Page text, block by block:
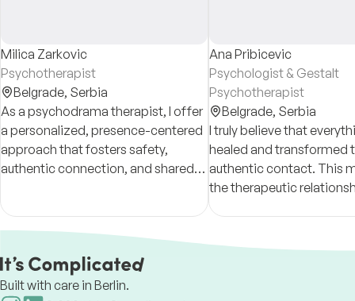
Milica Zarkovic
Psychotherapist
Belgrade, Serbia
As a psychodrama therapist, I offer
a personalized, presence-centered
approach that fosters safety,
authentic connection, and shared
express, and transform their inner
Ana Pribicevic
Psychologist & Gestalt
Psychotherapist
Belgrade, Serbia
I truly believe that
healed and transformed
authentic contact. This
the therapeutic
based on trust,
role in your h
Built with care in Berlin.